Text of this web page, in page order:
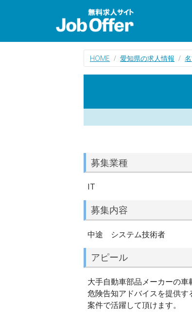
HOME 愛知県の求人情報
募集業種
IT
募集内容
中途 システム技術者
アピール
大手自動車部品メーカーの
危険告知アドバイスを提供す
案件で活躍して頂けます。